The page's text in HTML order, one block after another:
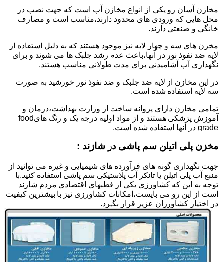
مخازن آسان رو یکی از انواع مخازن آب است که جهت نصب در
محل هایی که ورودی های محدود دارند،مناسب است و مصارف
خانگی و صنعتی دارند.
مخزن های سه و چهار لایه نیز موجود هستند که به دلیل استفاده از
لایه ضد نفوذ نور در آنها،باعث عدم رشد جلبک ها می شوند و برای
نگهداری آب آشامیدنی برای مدت طولانی مناسب هستند.
در این مخازن از لایه ضد جلبک و ضد نفوذ نور خورشید به صورت
سه لایه استفاده شده است.
تمامی مخازن دارای پروانه ساخت از وزارت بهداشت،درمان و
آموزش پزشکی هستند و از مواد اولیه درجه یک و رنگ هایfood
grade در آنها استفاده شده است.
مخزن پلی اتیلن سم پاشی در شازند :
جهت نگهداری گونه های فرآورده های شیمیایی و غیره می توانید از
منبع آب پلی اتیلن یا تانکر آب پلاستیکی سم پاشی استفاده کنید.با
توجه به این که کشاورزی یکی از قطبهای اقتصادی مردم شازند
است از این رو می بایست،امکانات کشاورزی نیز با بیشترین کیفیت
در اختیار کشاورزان عزیز قرار بگیرد.